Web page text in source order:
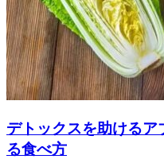
デトックスを助ける
る食べ方